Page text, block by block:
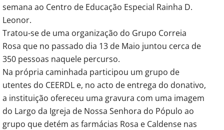
semana ao Centro de Educação Especial Rainha D.
Leonor.
Tratou-se de uma organização do Grupo Correia
Rosa que no passado dia 13 de Maio juntou cerca de
350 pessoas naquele percurso.
Na própria caminhada participou um grupo de
utentes do CEERDL e, no acto de entrega do donativo,
a instituição ofereceu uma gravura com uma imagem
do Largo da Igreja de Nossa Senhora do Pópulo ao
grupo que detém as farmácias Rosa e Caldense nas